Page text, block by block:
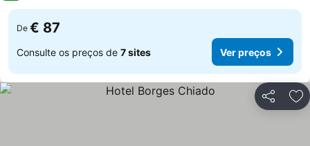
De € 87
Consulte os preços de 7 sites Ver preços
Partilhar